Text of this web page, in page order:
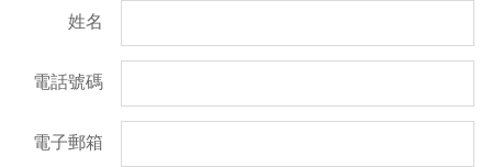
姓名
電話號碼
電子郵箱